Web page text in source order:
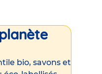
bio, savons et